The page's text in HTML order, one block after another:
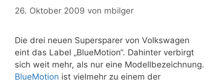
26. Oktober 2009 von mbilger
Die drei neuen Supersparer von Volkswagen
eint das Label „BlueMotion“. Dahinter verbirgt
sich weit mehr, als nur eine Modellbezeichnung.
BlueMotion ist vielmehr zu einem der